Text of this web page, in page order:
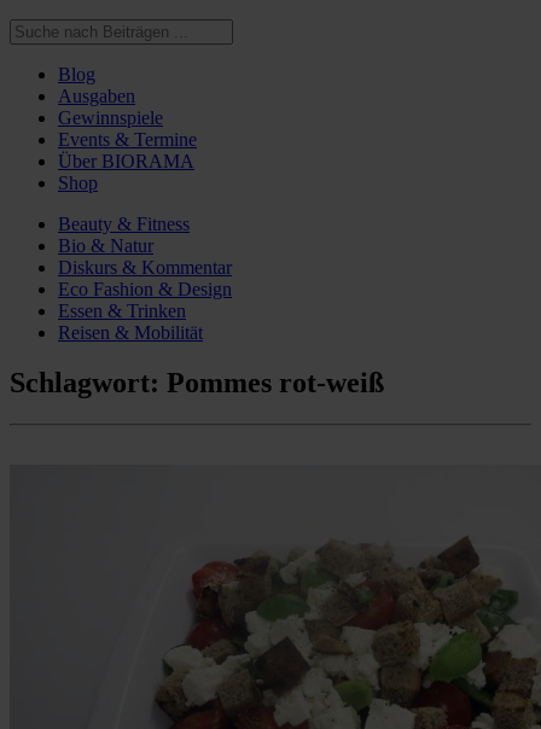
Blog
Ausgaben
Gewinnspiele
Events & Termine
Über BIORAMA
Shop
Beauty & Fitness
Bio & Natur
Diskurs & Kommentar
Eco Fashion & Design
Essen & Trinken
Reisen & Mobilität
Schlagwort: Pommes rot-weiß